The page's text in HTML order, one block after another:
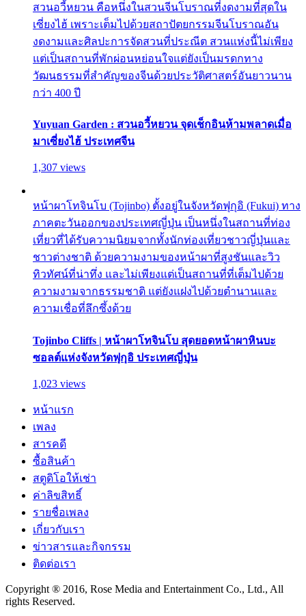
สวนอวี้หยวน คือหนึ่งในสวนจีนโบราณที่งดงามที่สุดใน
เซี่ยงไฮ้ เพราะเต็มไปด้วยสถาปัตยกรรมจีนโบราณอัน
งดงามและศิลปะการจัดสวนที่ประณีต สวนแห่งนี้ไม่เพียง
แต่เป็นสถานที่พักผ่อนหย่อนใจแต่ยังเป็นมรดกทาง
วัฒนธรรมที่สำคัญของจีนด้วยประวัติศาสตร์อันยาวนาน
กว่า 400 ปี
Yuyuan Garden : สวนอวี้หยวน จุดเช็กอินห้ามพลาดเมื่อ
มาเซี่ยงไฮ้ ประเทศจีน
1,307 views
หน้าผาโทจินโบ (Tojinbo) ตั้งอยู่ในจังหวัดฟุกุอิ (Fukui) ทาง
ภาคตะวันออกของประเทศญี่ปุ่น เป็นหนึ่งในสถานที่ท่อง
เที่ยวที่ได้รับความนิยมจากทั้งนักท่องเที่ยวชาวญี่ปุ่นและ
ชาวต่างชาติ ด้วยความงามของหน้าผาที่สูงชันและวิว
ทิวทัศน์ที่น่าทึ่ง และไม่เพียงแต่เป็นสถานที่ที่เต็มไปด้วย
ความงามจากธรรมชาติ แต่ยังแฝงไปด้วยตำนานและ
ความเชื่อที่ลึกซึ้งด้วย
Tojinbo Cliffs | หน้าผาโทจินโบ สุดยอดหน้าผาหินบะ
ซอลต์แห่งจังหวัดฟุกุอิ ประเทศญี่ปุ่น
1,023 views
หน้าแรก
เพลง
สารคดี
ซื้อสินค้า
สตูดิโอให้เช่า
ค่าลิขสิทธิ์
รายชื่อเพลง
เกี่ยวกับเรา
ข่าวสารและกิจกรรม
ติดต่อเรา
Copyright ® 2016, Rose Media and Entertainment Co., Ltd., All
rights Reserved.